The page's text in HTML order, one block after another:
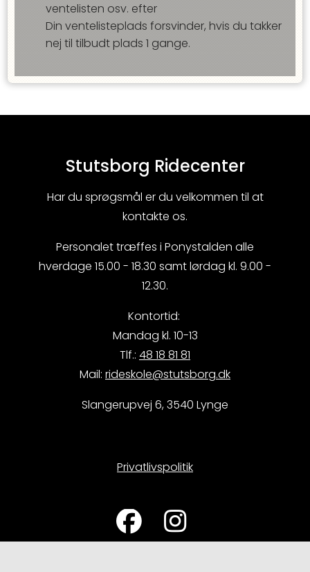
ventelisten osv. efter
Din ventelisteplads forsvinder, hvis du takker
nej til tilbudt plads 1 gange.
Stutsborg Ridecenter
Har du sprøgsmål er du velkommen til at
kontakte os.
Personalet træffes i Ponystalden alle
hverdage 15.00 - 18.30 samt lørdag kl. 9.00 -
12.30.
Kontortid:
Mandag kl. 10-13
Tlf.: 48 18 81 81
Mail: rideskole@stutsborg.dk
Slangerupvej 6, 3540 Lynge
Privatlivspolitik